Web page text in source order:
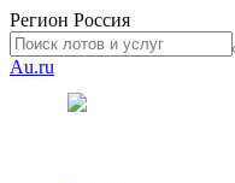
Регион Россия
Au.ru